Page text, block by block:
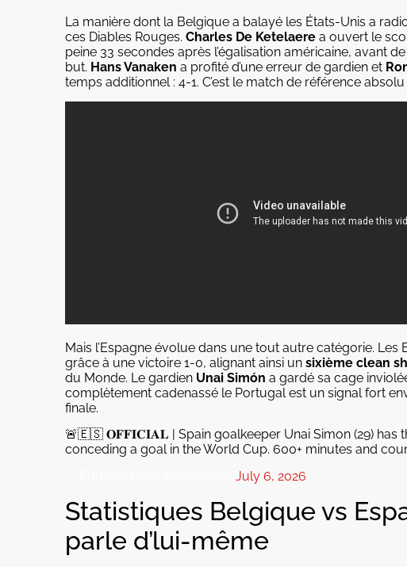
La manière dont la Belgique a balayé les États-Unis a
ces Diables Rouges. Charles De Ketelaere a ouvert le
peine 33 secondes après l’égalisation américaine, avant
but. Hans Vanaken a profité d’une erreur de gardien et
temps additionnel : 4-1. C’est le match de référence
Mais l’Espagne évolue dans une tout autre catégorie.
grâce à une victoire 1-0, alignant ainsi un sixième clean
du Monde. Le gardien Unai Simón a gardé sa cage
complètement cadenassé le Portugal est un signal fort
finale.
🚨🇪🇸 𝐎𝐅𝐅𝐈𝐂𝐈𝐀𝐋 | Spain goalkeeper Unai Simon (29) has
conceding a goal in the World Cup. 600+ minutes and
July 6, 2026
Statistiques Belgique vs
parle d’lui-même